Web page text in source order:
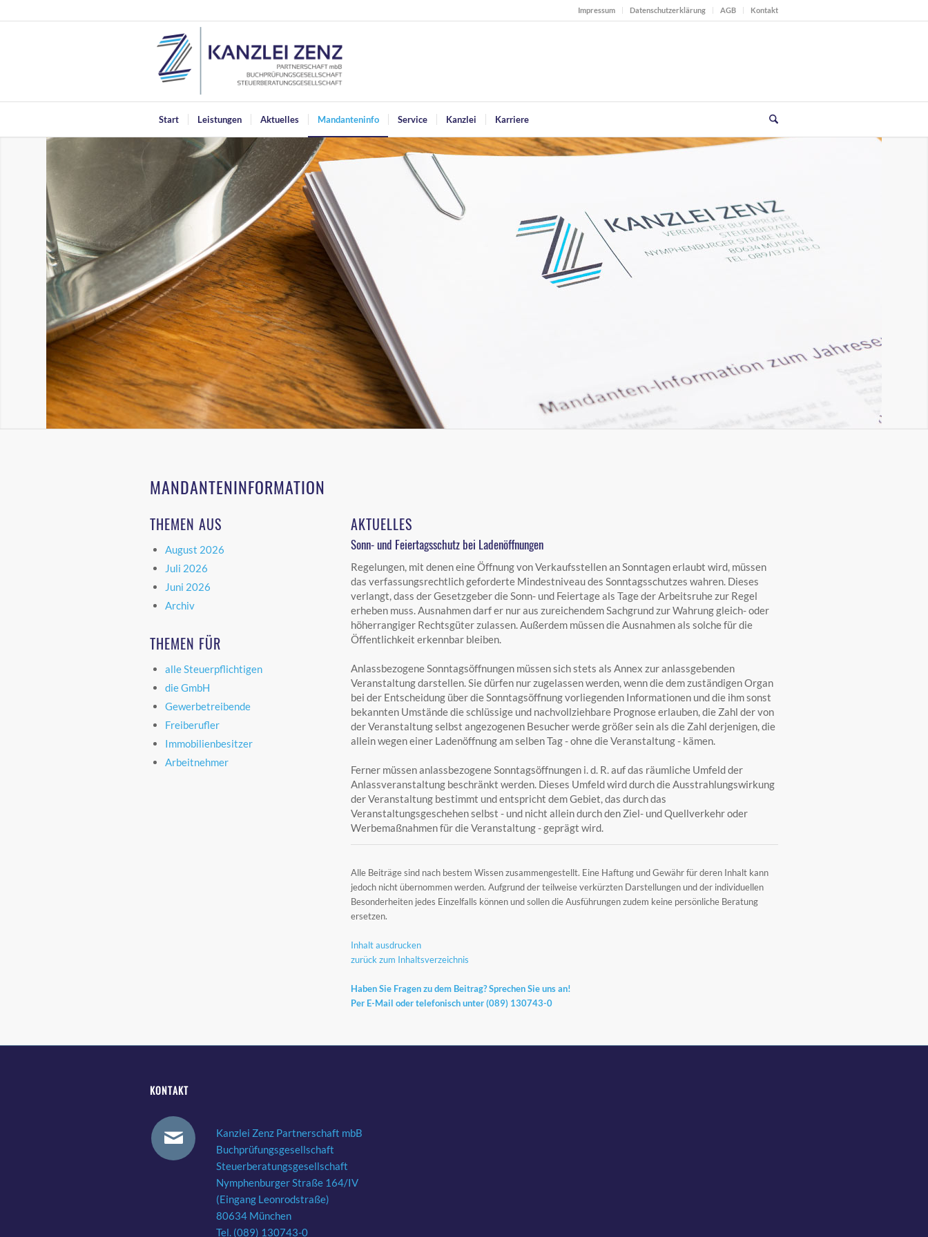
Impressum Datenschutzerklärung AGB Kontakt
Start Leistungen Aktuelles Mandanteninfo Service Kanzlei Karriere
MANDANTENINFORMATION
THEMEN AUS
August 2026
Juli 2026
Juni 2026
Archiv
THEMEN FÜR
alle Steuerpflichtigen
die GmbH
Gewerbetreibende
Freiberufler
Immobilienbesitzer
Arbeitnehmer
AKTUELLES
Sonn- und Feiertagsschutz bei Ladenöffnungen
Regelungen, mit denen eine Öffnung von Verkaufsstellen an Sonntagen erlaubt wird, müssen
das verfassungsrechtlich geforderte Mindestniveau des Sonntagsschutzes wahren. Dieses
verlangt, dass der Gesetzgeber die Sonn- und Feiertage als Tage der Arbeitsruhe zur Regel
erheben muss. Ausnahmen darf er nur aus zureichendem Sachgrund zur Wahrung gleich- oder
höherrangiger Rechtsgüter zulassen. Außerdem müssen die Ausnahmen als solche für die
Öffentlichkeit erkennbar bleiben.
Anlassbezogene Sonntagsöffnungen müssen sich stets als Annex zur anlassgebenden
Veranstaltung darstellen. Sie dürfen nur zugelassen werden, wenn die dem zuständigen Organ
bei der Entscheidung über die Sonntagsöffnung vorliegenden Informationen und die ihm sonst
bekannten Umstände die schlüssige und nachvollziehbare Prognose erlauben, die Zahl der von
der Veranstaltung selbst angezogenen Besucher werde größer sein als die Zahl derjenigen, die
allein wegen einer Ladenöffnung am selben Tag - ohne die Veranstaltung - kämen.
Ferner müssen anlassbezogene Sonntagsöffnungen i. d. R. auf das räumliche Umfeld der
Anlassveranstaltung beschränkt werden. Dieses Umfeld wird durch die Ausstrahlungswirkung
der Veranstaltung bestimmt und entspricht dem Gebiet, das durch das
Veranstaltungsgeschehen selbst - und nicht allein durch den Ziel- und Quellverkehr oder
Werbemaßnahmen für die Veranstaltung - geprägt wird.
Alle Beiträge sind nach bestem Wissen zusammengestellt. Eine Haftung und Gewähr für deren Inhalt kann
jedoch nicht übernommen werden. Aufgrund der teilweise verkürzten Darstellungen und der individuellen
Besonderheiten jedes Einzelfalls können und sollen die Ausführungen zudem keine persönliche Beratung
ersetzen.
Inhalt ausdrucken
zurück zum Inhaltsverzeichnis
Haben Sie Fragen zu dem Beitrag? Sprechen Sie uns an!
Per E-Mail oder telefonisch unter (089) 130743-0
KONTAKT
Kanzlei Zenz Partnerschaft mbB
Buchprüfungsgesellschaft
Steuerberatungsgesellschaft
Nymphenburger Straße 164/IV
(Eingang Leonrodstraße)
80634 München
Tel. (089) 130743-0